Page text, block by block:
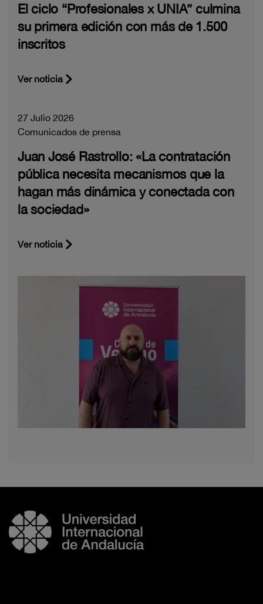
El ciclo “Profesionales x UNIA” culmina
su primera edición con más de 1.500
inscritos
Ver noticia
27 Julio 2026
Comunicados de prensa
Juan José Rastrollo: «La contratación
pública necesita mecanismos que la
hagan más dinámica y conectada con
la sociedad»
Ver noticia